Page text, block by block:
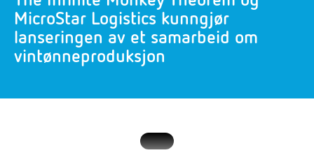
MicroStar Logistics kunngjør
lanseringen av et samarbeid om
vintønneproduksjon